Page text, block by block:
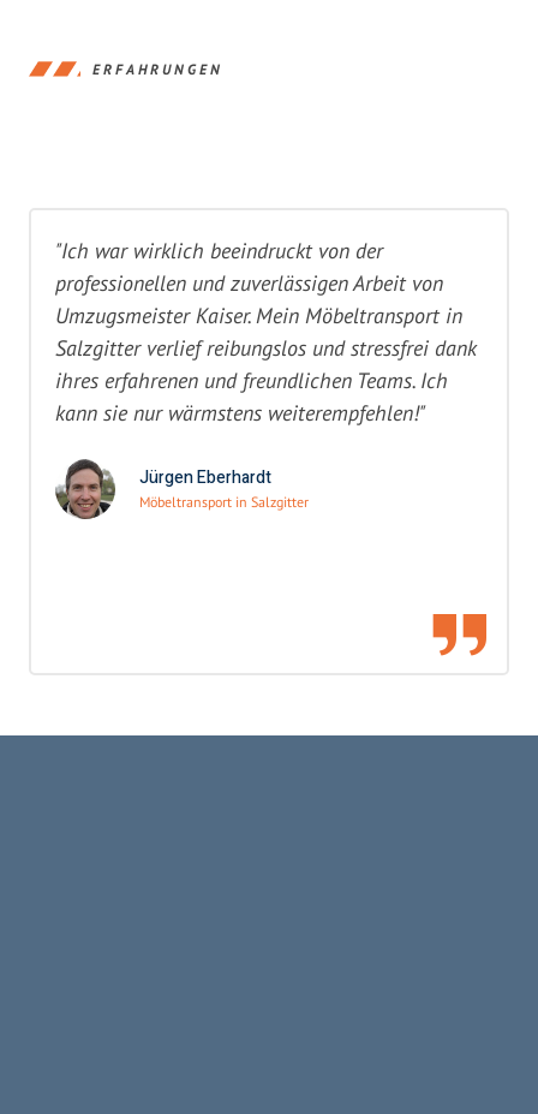
ERFAHRUNGEN
"Ich war wirklich beeindruckt von der
professionellen und zuverlässigen Arbeit von
Umzugsmeister Kaiser. Mein Möbeltransport in
Salzgitter verlief reibungslos und stressfrei dank
ihres erfahrenen und freundlichen Teams. Ich
kann sie nur wärmstens weiterempfehlen!"
Jürgen Eberhardt
Möbeltransport in Salzgitter